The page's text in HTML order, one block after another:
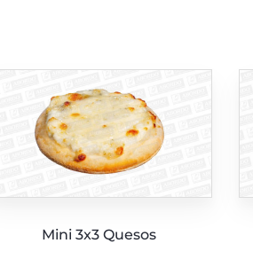
Mini 3x3 Quesos